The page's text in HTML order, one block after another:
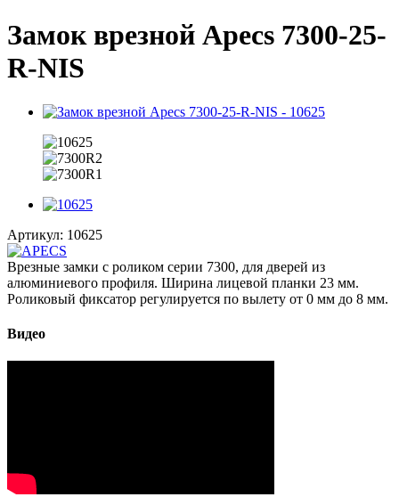
Замок врезной Apecs 7300-25-
R-NIS
Артикул: 10625
Врезные замки с роликом серии 7300, для дверей из
алюминиевого профиля. Ширина лицевой планки 23 мм.
Роликовый фиксатор регулируется по вылету от 0 мм до 8 мм.
Видео